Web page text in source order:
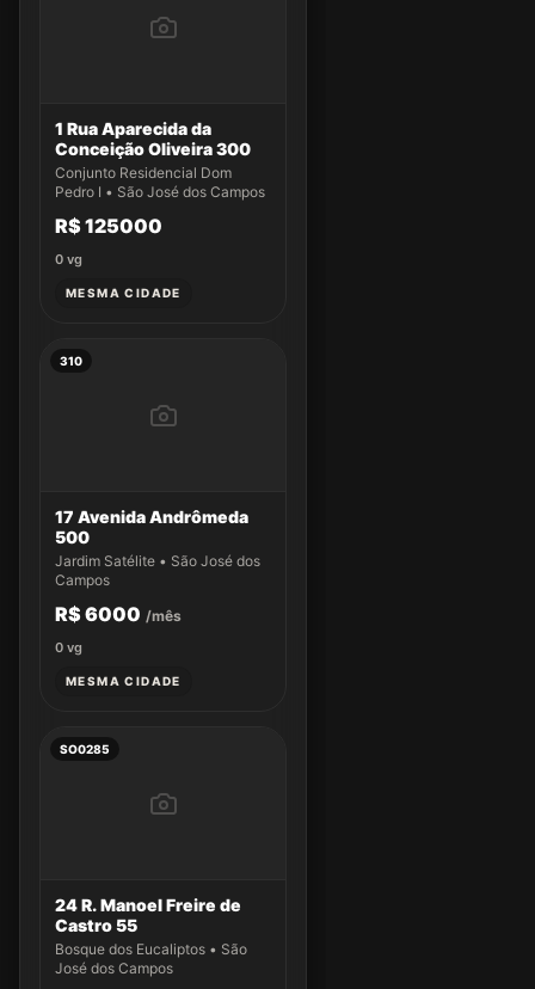
1 Rua Aparecida da
Conceição Oliveira 300
Conjunto Residencial Dom
Pedro I • São José dos Campos
R$ 125000
0 vg
MESMA CIDADE
310
17 Avenida Andrômeda
500
Jardim Satélite • São José dos
Campos
R$ 6000 /mês
0 vg
MESMA CIDADE
SO0285
24 R. Manoel Freire de
Castro 55
Bosque dos Eucaliptos • São
José dos Campos